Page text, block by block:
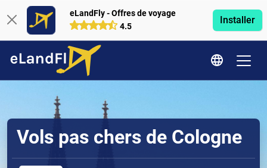
eLandFly - Offres de voyage
4.5
Installer
Vols pas chers de Cologne